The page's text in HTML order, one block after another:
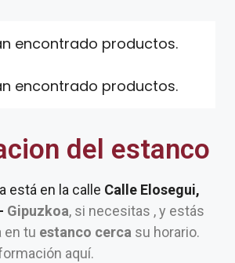
encontrado productos.
encontrado productos.
del estanco
está en la calle Calle Elosegui,
Gipuzkoa, si necesitas , y estás
en tu estanco cerca su horario.
aquí.